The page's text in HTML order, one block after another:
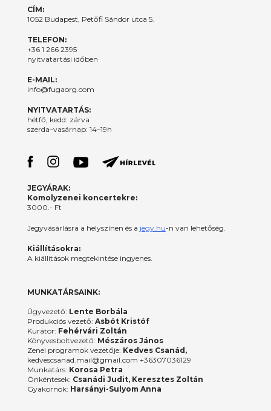
CÍM:
1052 Budapest, Petőfi Sándor utca 5.
TELEFON:
+36 1 266 2395
nyitvatartási időben
E-MAIL:
info@fugaorg.com
NYITVATARTÁS:
hétfő, kedd: zárva
szerda–vasárnap: 14–19h
JEGYÁRAK:
Komolyzenei koncertekre:
3000.- Ft
Jegyvásárlásra a helyszínen és a jegy.hu-n van lehetőség.
Kiállításokra:
A kiállítások megtekintése ingyenes.
MUNKATÁRSAINK:
Ügyvezető: Lente Borbála
Produkciós vezető: Asbót Kristóf
Kurátor: Fehérvári Zoltán
Könyvesboltvezető: Mészáros János
Zenei programok vezetője: Kedves Csanád,
kedvescsanad.mail@gmail.com +36307036129
Munkatárs: Korosa Petra
Önkéntesek: Csanádi Judit, Keresztes Zoltán
Gyakornok: Harsányi-Sulyom Anna